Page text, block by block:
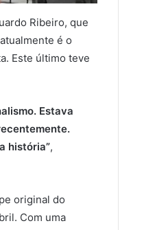
Ribeiro, que
é o
Este último teve
Estava
história”,
original do
Com uma